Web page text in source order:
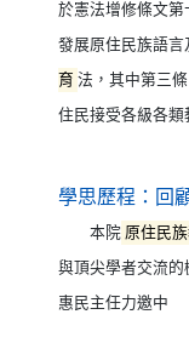
於憲法增修條文
發展原住民族語言
育 法，其中第三
住民接受各級各
學思歷程：回
本院 原住民
與頂尖學者交流的
惠民主任力邀中